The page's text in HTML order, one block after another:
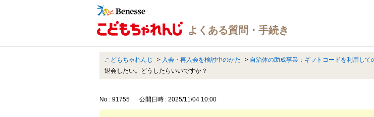
こどもちゃれんじ > 入会・再入会を検討中のかた > 自治体の助成事業：ギフトコードを利用して
退会したい。どうしたらいいですか？
No : 91755 公開日時 : 2025/11/04 10:00